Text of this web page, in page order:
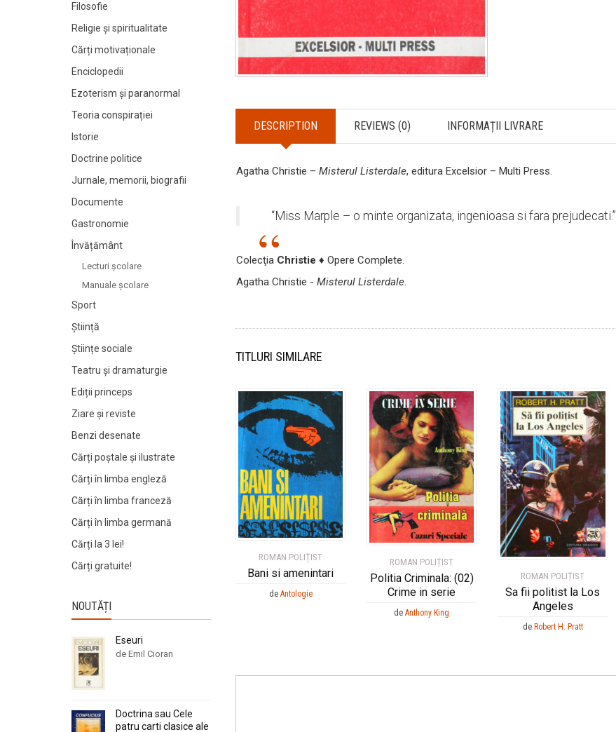
DESCRIPTION REVIEWS (0) INFORMAȚII LIVRARE
Agatha Christie – Misterul Listerdale, editura Excelsior – Multi Press.
“Miss Marple – o minte organizata, ingenioasa si fara prejudecati.”
Colecţia Christie ♦ Opere Complete.
Agatha Christie - Misterul Listerdale.
TITLURI SIMILARE
ROMAN POLIȚIST
Bani si amenintari
de Antologie
ROMAN POLIȚIST
Politia Criminala: (02)
Crime in serie
deAnthony King
ROMAN POLIȚIST
Sa fii politist la Los
Angeles
de Robert H. Pratt
Filosofie
Religie și spiritualitate
Cărți motivaționale
Enciclopedii
Ezoterism și paranormal
Teoria conspirației
Istorie
Doctrine politice
Jurnale, memorii, biografii
Documente
Gastronomie
Învățământ
Lecturi şcolare
Manuale şcolare
Sport
Știință
Științe sociale
Teatru și dramaturgie
Ediții princeps
Ziare şi reviste
Benzi desenate
Cărți poștale și ilustrate
Cărți în limba engleză
Cărți în limba franceză
Cărți în limba germană
Cărți la 3 lei!
Cărți gratuite!
NOUTĂȚI
Eseuri
de Emil Cioran
Doctrina sau Cele
patru carti clasice ale